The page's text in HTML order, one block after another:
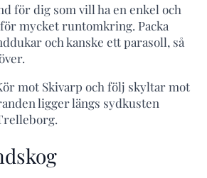
för dig som vill ha en enkel och
mycket runtomkring. Packa
och kanske ett parasoll, så
mot Skivarp och följ skyltar mot
ligger längs sydkusten